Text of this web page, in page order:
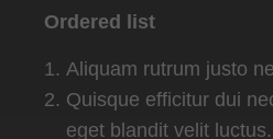
Ordered list
Aliquam rutrum justo
Quisque efficitur dui
eget blandit velit luctus.